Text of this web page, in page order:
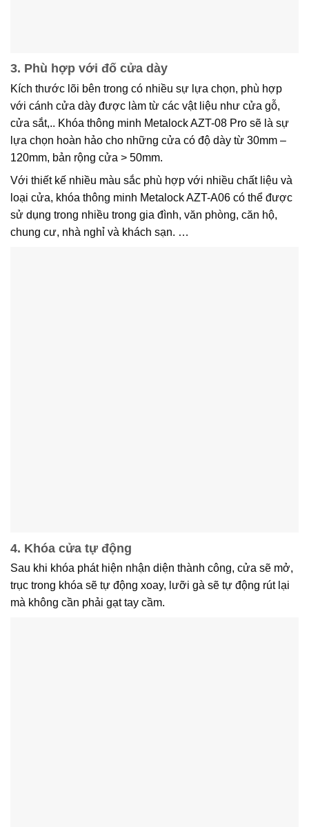
3. Phù hợp với đố cửa dày
Kích thước lõi bên trong có nhiều sự lựa chọn, phù hợp
với cánh cửa dày được làm từ các vật liệu như cửa gỗ,
cửa sắt,.. Khóa thông minh Metalock AZT-08 Pro sẽ là sự
lựa chọn hoàn hảo cho những cửa có độ dày từ 30mm –
120mm, bản rộng cửa > 50mm.
Với thiết kế nhiều màu sắc phù hợp với nhiều chất liệu và
loại cửa, khóa thông minh Metalock AZT-A06 có thể được
sử dụng trong nhiều trong gia đình, văn phòng, căn hộ,
chung cư, nhà nghỉ và khách sạn. …
4. Khóa cửa tự động
Sau khi khóa phát hiện nhận diện thành công, cửa sẽ mở,
trục trong khóa sẽ tự động xoay, lưỡi gà sẽ tự động rút lại
mà không cần phải gạt tay cầm.